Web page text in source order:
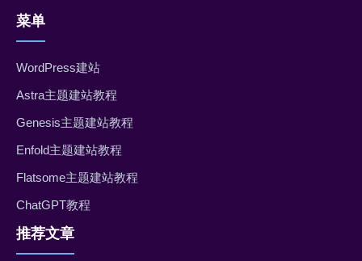
菜单
WordPress建站
Astra主题建站教程
Genesis主题建站教程
Enfold主题建站教程
Flatsome主题建站教程
ChatGPT教程
推荐文章